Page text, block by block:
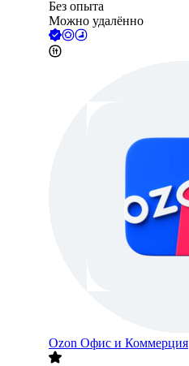
Без опыта
Можно удалённо
Ozon Офис и Коммерция